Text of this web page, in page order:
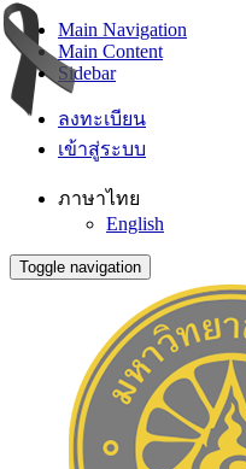
Main Navigation
Main Content
Sidebar
ลงทะเบียน
เข้าสู่ระบบ
ภาษาไทย
English
Toggle navigation